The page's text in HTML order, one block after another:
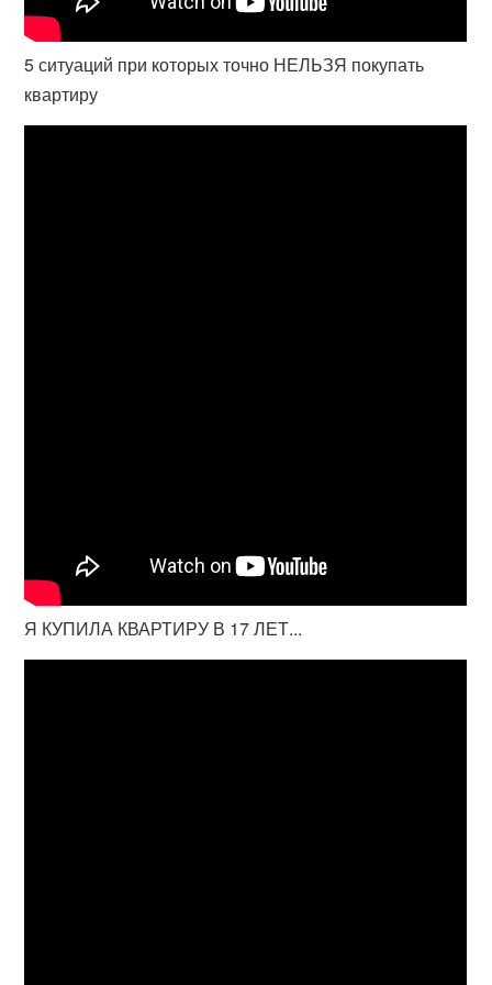
5 ситуаций при которых точно НЕЛЬЗЯ покупать
квартиру
Я КУПИЛА КВАРТИРУ В 17 ЛЕТ...